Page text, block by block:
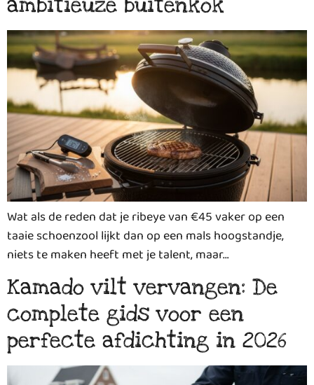
Wat als de reden dat je ribeye van €45 vaker op een
taaie schoenzool lijkt dan op een mals hoogstandje,
niets te maken heeft met je talent, maar…
Kamado vilt vervangen: De
complete gids voor een
perfecte afdichting in 2026